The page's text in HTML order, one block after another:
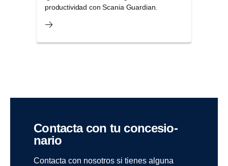
productividad con Scania Guardian.
Contacta con tu conce­sio­
nario
Contacta con nosotros si tienes alguna